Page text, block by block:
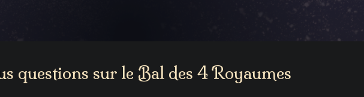
questions sur le Bal des 4 Royaumes